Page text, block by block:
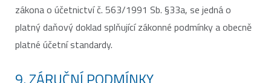
zákona o účetnictví č. 563/1991 Sb. §33a, se jedná o
platný daňový doklad splňující zákonné podmínky a obecně
platné účetní standardy.